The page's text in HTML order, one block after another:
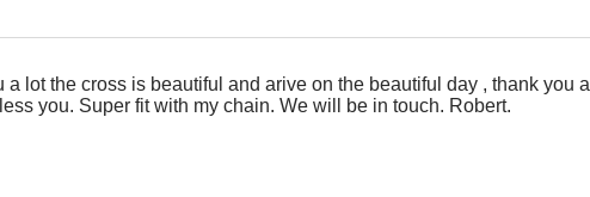
a lot the cross is beautiful and arive on the beautiful day , thank you a
you. Super fit with my chain. We will be in touch. Robert.